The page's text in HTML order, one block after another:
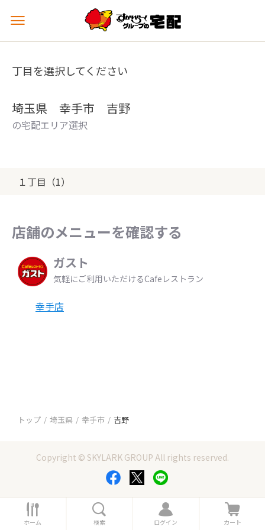
メ
ュ
を
丁目を選択してください
埼玉県 幸手市 吉野
の宅配エリア選択
１丁目（1）
店舗のメニューを確認する
ガスト
気軽にご利用いただけるCafeレストラン
幸手店
トップ 埼玉県 幸手市 吉野
Copyright © SKYLARK GROUP All rights reserved.
ホ
ー
ホーム 索
検索
ロ
グ
ログイン
カ
ー
カート